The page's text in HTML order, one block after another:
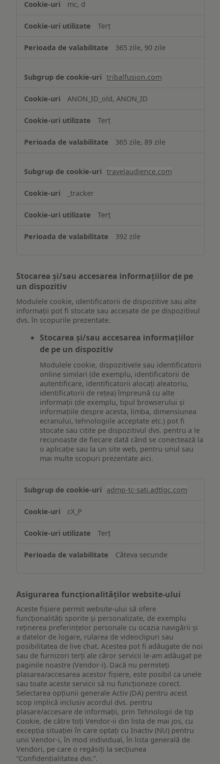
mc, d
Terț
365 zile, 90 zile
tribalfusion.com
ANON_ID_old, ANON_ID
Terț
365 zile, 89 zile
travelaudience.com
_tracker
Terț
392 zile
Stocarea și/sau accesarea informațiilor de pe
un dispozitiv
Modulele cookie, identificatorii de dispozitive sau alte
informații pot fi stocate sau accesate de pe dispozitivul
dvs. în scopurile prezentate.
Stocarea și/sau accesarea informațiilor
de pe un dispozitiv
Modulele cookie, dispozitivele sau identificatorii
online similari (de exemplu, identificatorii de
autentificare, identificatorii alocați aleatoriu,
identificatorii de rețea) împreună cu alte
informații (de exemplu, tipul browserului și
informațiile despre acesta, limba, dimensiunea
ecranului, tehnologiile acceptate etc.) pot fi
stocate sau citite pe dispozitivul dvs. pentru a le
recunoaște de fiecare dată când se conectează la
o aplicație sau la un site web, pentru unul sau
mai multe scopuri prezentate aici.
și/sau
informațiilor
pe
dispozitiv
admp-tc-sati.adtlgc.com
cX_P
Terț
Câteva secunde
Asigurarea funcționalităților website-ului
Aceste fișiere permit website-ului să ofere
funcționalități sporite și personalizate, de exemplu
reţinerea preferinţelor personale cu ocazia navigării și
a datelor de logare, rularea de videoclipuri sau
posibilitatea de live chat. Acestea pot fi adăugate de noi
sau de furnizori terți ale căror servicii le-am adăugat pe
paginile noastre (Vendor-i). Dacă nu permiteți
plasarea/accesarea acestor fișiere, este posibil ca unele
sau toate aceste servicii să nu funcționeze corect.
Selectarea opțiunii generale Activ (DA) pentru acest
scop implică inclusiv acordul dvs. pentru
plasare/accesare de informații, prin Tehnologii de tip
Cookie, de către toți Vendor-ii din lista de mai jos, cu
excepția situației în care optați cu Inactiv (NU) pentru
unii Vendor-i, în mod individual, în lista generală de
Vendori, pe care o regăsiți la secțiunea
“Confidențialitatea dvs.”.